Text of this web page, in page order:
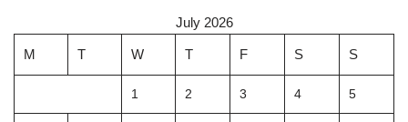
July 2026
M T W T F S S
1 2 3 4 5